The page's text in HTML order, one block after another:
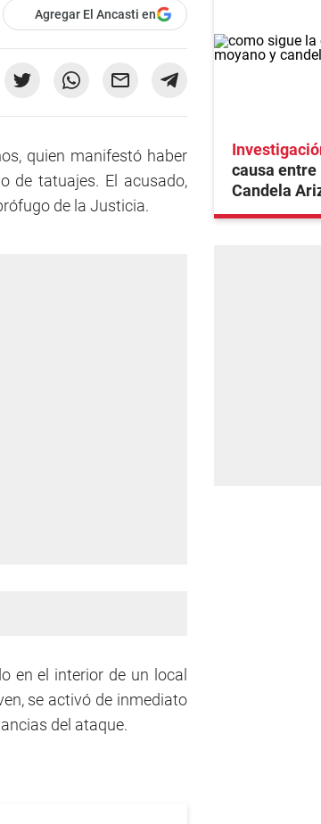
Agregar El Ancasti en
quien manifestó haber
de tatuajes. El acusado,
de la Justicia.
en el interior de un local
se activó de inmediato
del ataque.
causa entre
Candela